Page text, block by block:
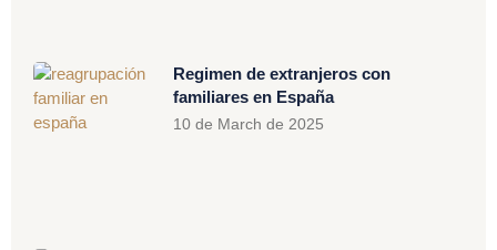
Regimen de extranjeros con
familiares en España
10 de March de 2025